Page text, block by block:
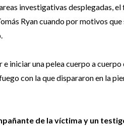
investigativas desplegadas, el
Ryan cuando por motivos
iniciar una pelea cuerpo a cuerpo
con la que dispararon en la
de la víctima y un